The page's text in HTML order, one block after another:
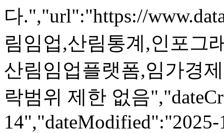
다.","url":"https://
림임업,산림통계,인포그
산림임업플랫폼,임가경
락범위 제한 없음